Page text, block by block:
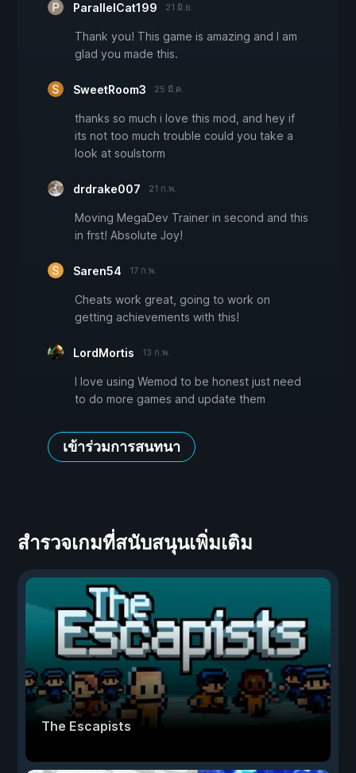
ParallelCat199 21 มิ.ย.
Thank you! This game is amazing and I am
glad you made this.
SweetRoom3 25 มี.ค.
thanks so much i love this mod, and hey if
its not too much trouble could you take a
look at soulstorm
drdrake007 21 ก.พ.
Moving MegaDev Trainer in second and this
in frst! Absolute Joy!
Saren54 17 ก.พ.
Cheats work great, going to work on
getting achievements with this!
LordMortis 13 ก.พ.
I love using Wemod to be honest just need
to do more games and update them
เข้าร่วมการสนทนา
สำรวจเกมที่สนับสนุนเพิ่มเติม
The Escapists